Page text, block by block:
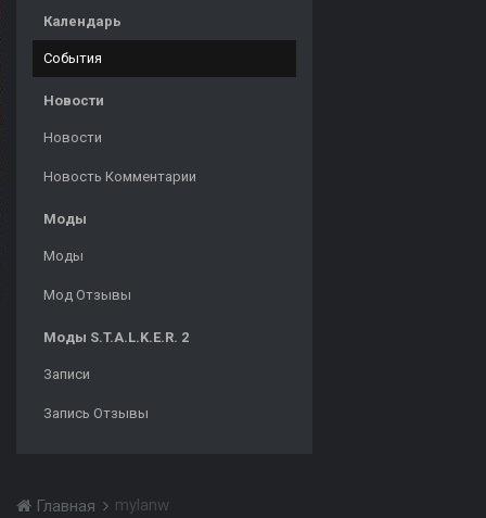
Календарь
События
Новости
Новости
Новость Комментарии
Моды
Моды
Мод Отзывы
Моды S.T.A.L.K.E.R. 2
Записи
Запись Отзывы
Главная mylanw